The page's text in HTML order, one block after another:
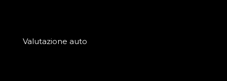
Valutazione auto